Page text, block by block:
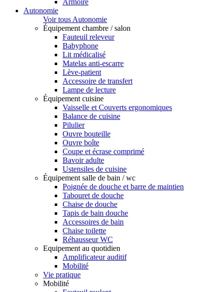
Armoire
Autonomie
Voir tous Autonomie
Équipement chambre / salon
Fauteuil releveur
Babyphone
Lit médicalisé
Matelas anti-escarre
Lève-patient
Accessoire de transfert
Lampe de lecture
Équipement cuisine
Vaisselle et Couverts ergonomiques
Balance de cuisine
Pilulier
Ouvre bouteille
Ouvre boîte
Coupe et écrase comprimé
Bavoir adulte
Ustensiles de cuisine
Équipement salle de bain / wc
Poignée de douche et barre de maintien
Tabouret de douche
Chaise de douche
Tapis de bain douche
Accessoires de bain
Chaise toilette
Réhausseur WC
Equipement au quotidien
Amplificateur auditif
Mobilité
Vie pratique
Mobilité